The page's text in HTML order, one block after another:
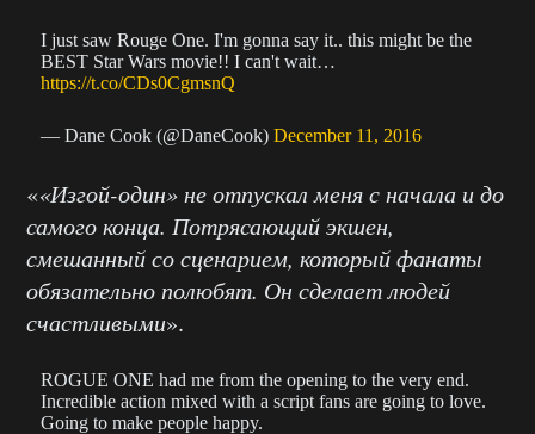
I just saw Rouge One. I'm gonna say it.. this might be the
BEST Star Wars movie!! I can't wait…
https://t.co/CDs0CgmsnQ
— Dane Cook (@DaneCook)December 11, 2016
««Изгой-один» не отпускал меня с начала и до
самого конца. Потрясающий экшен,
смешанный со сценарием, который фанаты
обязательно полюбят. Он сделает людей
счастливыми».
ROGUE ONE had me from the opening to the very end.
Incredible action mixed with a script fans are going to love.
Going to make people happy.